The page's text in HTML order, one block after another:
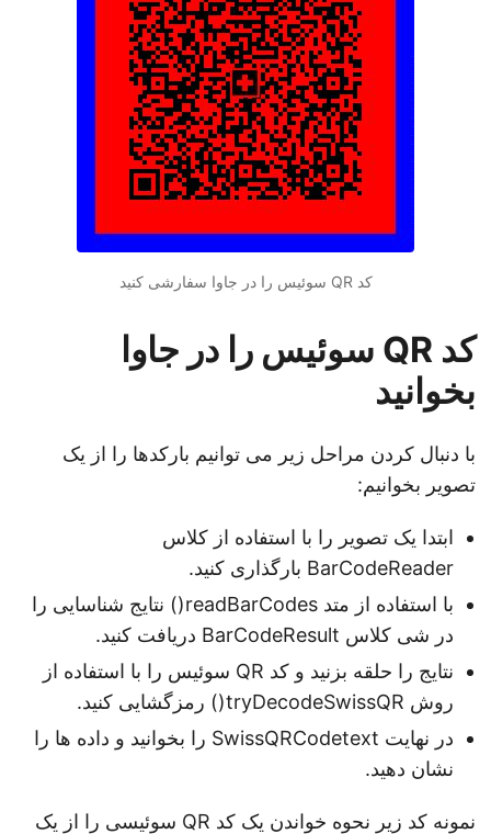
کد QR سوئیس را در جاوا سفارشی کنید
کد QR سوئیس را در جاوا
بخوانید
با دنبال کردن مراحل زیر می توانیم بارکدها را از یک
تصویر بخوانیم:
ابتدا یک تصویر را با استفاده از کلاس
BarCodeReader بارگذاری کنید.
با استفاده از متد readBarCodes() نتایج شناسایی را
در شی کلاس BarCodeResult دریافت کنید.
نتایج را حلقه بزنید و کد QR سوئیس را با استفاده از
روش tryDecodeSwissQR() رمزگشایی کنید.
در نهایت SwissQRCodetext را بخوانید و داده ها را
نشان دهید.
نمونه کد زیر نحوه خواندن یک کد QR سوئیسی را از یک